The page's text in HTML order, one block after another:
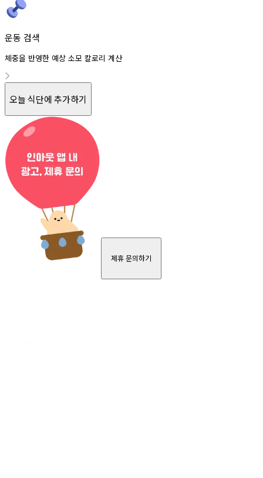
운동 검색
체중을 반영한 예상 소모 칼로리 계산
오늘 식단에 추가하기
제휴 문의하기